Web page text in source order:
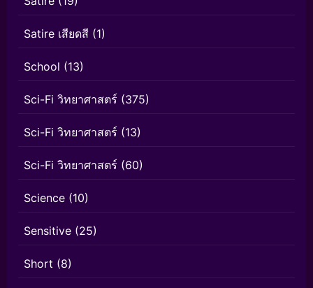
Satire เสียดสี (1)
School (13)
Sci-Fi วิทยาศาสตร์ (375)
Sci-Fi วิทยาศาสตร์ (13)
Sci-Fi วิทยาศาสตร์ (60)
Science (10)
Sensitive (25)
Short (8)